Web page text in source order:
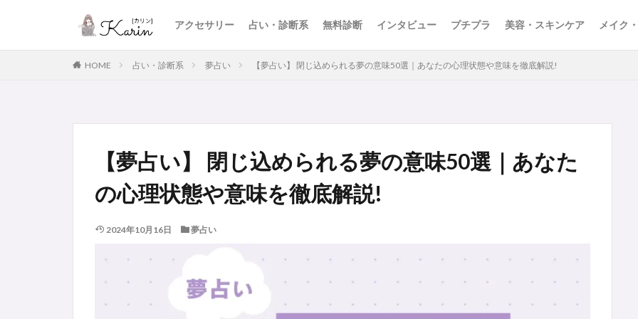
アクセサリー 占い・診断系 無料診断 インタビュー プチプラ 美容・スキンケア メイク
HOME 占い・診断系 夢占い 【夢占い】 閉じ込められる夢の意味50選｜あなたの心理状態や意味を徹底解説!
【夢占い】 閉じ込められる夢の意味50選｜あなた
の心理状態や意味を徹底解説!
2024年10月16日 夢占い